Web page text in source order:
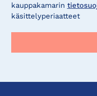
kauppakamarin
käsittelyperiaatteet